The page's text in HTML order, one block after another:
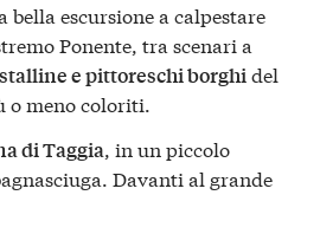
bella escursione a calpestare
Ponente, tra scenari a
e pittoreschi borghidel
o meno coloriti.
di Taggia, in un piccolo
Davanti al grande